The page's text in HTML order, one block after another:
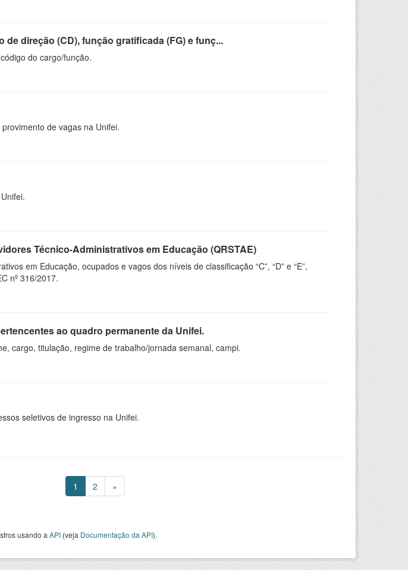
de direção (CD), função gratificada (FG) e funç...
do cargo/função.
de vagas na Unifei.
Técnico-Administrativos em Educação (QRSTAE)
em Educação, ocupados e vagos dos níveis de classificação “C”, “D” e “E”,
nº 316/2017.
ao quadro permanente da Unifei.
cargo, titulação, regime de trabalho/jornada semanal, campi.
seletivos de ingresso na Unifei.
1 2 »
usando a API (veja Documentação da API).